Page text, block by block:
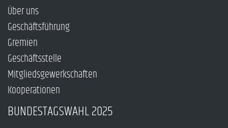
Über uns
Geschäftsführung
Gremien
Geschäftsstelle
Mitgliedsgewerkschaften
Kooperationen
BUNDESTAGSWAHL 2025